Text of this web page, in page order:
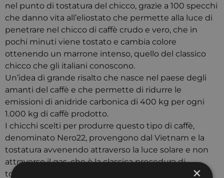
nel punto di tostatura del chicco, grazie a 100 specchi
che danno vita all’eliostato che permette alla luce di
penetrare nel chicco di caffè crudo e vero, che in
pochi minuti viene tostato e cambia colore
ottenendo un marrone intenso, quello del classico
chicco che gli italiani conoscono.
Un’idea di grande risalto che nasce nel paese degli
amanti del caffè e che permette di ridurre le
emissioni di anidride carbonica di 400 kg per ogni
1.000 kg di caffè prodotto.
I chicchi scelti per produrre questo tipo di caffè,
denominato Nero22, provengono dal Vietnam e la
tostatura avvenendo attraverso la luce solare e non
attraverso il gas, che è la classica procedura di
tostatura, mette in risalto le qualità organolettiche
×